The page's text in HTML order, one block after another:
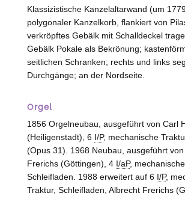
Klassizistische Kanzelaltarwand (um
polygonaler Kanzelkorb, flankiert von
verkröpftes Gebälk mit Schalldeckel
Gebälk Pokale als Bekrönung;
seitlichen Schranken; rechts und links
Durchgänge; an der Nordseite.
Orgel
1856 Orgelneubau, ausgeführt von Carl
(Heiligenstadt), 6 I/P, mechanische
(Opus 31). 1968 Neubau, ausgeführt
Frerichs (Göttingen), 4 I/aP,
Schleifladen. 1988 erweitert auf 6 I/P,
Traktur, Schleifladen, Albrecht Frerichs (